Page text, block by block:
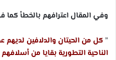
وفي المقال اعترافهم بالخطأ كما
” كل من الحيتان والدلافين
الناحية التطورية بقايا من